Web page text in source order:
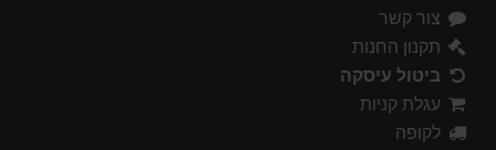
צור קשר
תקנון החנות
ביטול עיסקה
עגלת קניות
לקופה